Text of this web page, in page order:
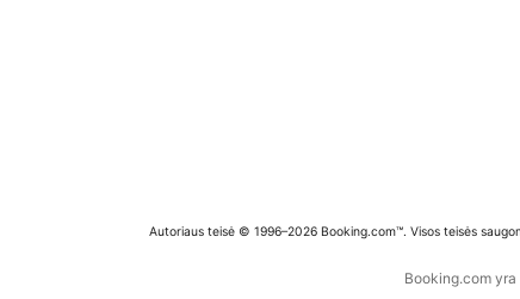
Autoriaus teisė © 1996–2026 Booking.com™. Visos teisės
Booking.com